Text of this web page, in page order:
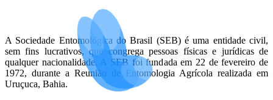
A Sociedade Entomológica do Brasil (SEB) é uma entidade civil,
sem fins lucrativos, que congrega pessoas físicas e jurídicas de
qualquer nacionalidade. A SEB foi fundada em 22 de fevereiro de
1972, durante a Reunião de Entomologia Agrícola realizada em
Uruçuca, Bahia.